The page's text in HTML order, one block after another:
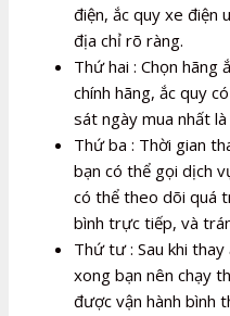
điện, ắc quy xe điện
địa chỉ rõ ràng.
Thứ hai : Chọn hãng
chính hãng, ắc quy
sát ngày mua nhất
Thứ ba : Thời gian
bạn có thể gọi dịch
có thể theo dõi quá
bình trực tiếp, và
Thứ tư : Sau khi
xong bạn nên chạy
được vận hành bình